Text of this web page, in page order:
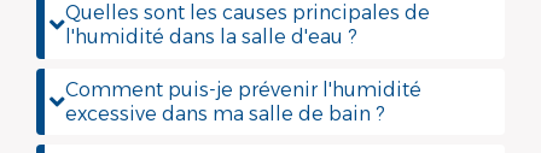
Quelles sont les causes principales de
l'humidité dans la salle d'eau ?
Comment puis-je prévenir l'humidité
excessive dans ma salle de bain ?